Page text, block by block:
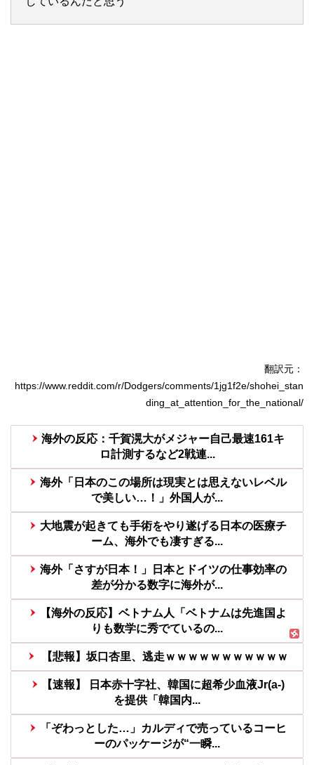
翻訳元：
https://www.reddit.com/r/Dodgers/comments/1jg1f2e/shohei_stan
ding_at_attention_for_the_national/
海外の反応：千賀滉大がメジャー自己最速161キ
ロ計測するなど2戦連...
海外「日本のこの場所は現実とは思えないレベル
で美しい…！」外国人が...
大地震が起きても手術をやり遂げる日本の医療チ
ーム、海外でも凄すぎる...
海外「さすが日本！」日本とドイツの仕事効率の
差が分かる数字に海外が...
【海外の反応】ベトナム人「ベトナムは先進国よ
りも数学に秀でているの...
【悲報】坂口杏里、逃走ｗｗｗｗｗｗｗｗｗｗｗ
【速報】 日本赤十字社、韓国に超希少血液Jr(a-)
を提供「韓国内...
「ぞわっとした…」カルディで売っているコーヒ
ーのパッケージが“一瞬...